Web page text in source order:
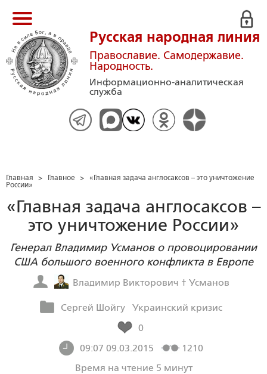
Русская народная линия
Православие. Самодержавие.
Народность.
Информационно-аналитическая
служба
Главная > Главное > «Главная задача англосаксов – это уничтожение
России»
«Главная задача англосаксов –
это уничтожение России»
Генерал Владимир Усманов о провоцировании
США большого военного конфликта в Европе
Владимир Викторович † Усманов
Сергей Шойгу
Украинский кризис
0
09:07 09.03.2015
1210
Время на чтение 5 минут